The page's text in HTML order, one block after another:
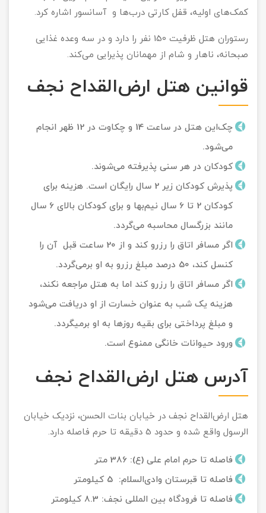
کمک‌های اولیه، قفل کارتی درب‌ها و آسانسور اشاره کرد.
رستوران هتل ظرفیت 150 نفر را دارد و در سه وعده غذایی
صبحانه، ناهار و شام از مهمانان پذیرایی می‌کند.
قوانین هتل ارض‌القداح نجف
چک‌این هتل در ساعت 14 و چک‎اوت در 12 ظهر انجام
می‌شود.
کودکان در هر سنی پذیرفته می‌شوند.
پذیرش کودکان زیر 2 سال رایگان است. هزینه برای
کودکان 2 تا 6 سال نیم‌بها و برای کودکان بالای 6 سال
مانند بزرگسال محاسبه می‌گردد.
اگر مسافر اتاق را رزرو کند و از 20 ساعت قبل آن را
کنسل کند، 50 درصد مبلغ رزرو به او برمی‌گردد.
اگر مسافر اتاق را رزرو کند اما به هتل مراجعه نکند،
هزینه یک شب به عنوان خسارت از او دریافت می‌شود
و مبلغ پرداختی برای بقیه روزها به او برمی‏گردد.
ورود حیوانات خانگی ممنوع است.
آدرس هتل ارض‌القداح نجف
هتل ارض‌القداح نجف در خیابان بنات‌ الحسن­، نزدیک خیابان
الرسول واقع شده و حدود 5 دقیقه تا حرم فاصله دارد.
فاصله تا حرم امام علی (ع): 386 متر
فاصله تا قبرستان وادی‌السلام: 5 کیلومتر
فاصله تا فرودگاه بین المللی نجف: 8.3 کیلومتر